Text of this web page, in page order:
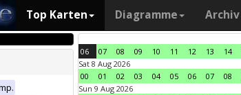
Top Karten Diagramme Archiv
06 07 08 09 10 11 12 13 14
Sat 8 Aug 2026
00
01 02 03 04 05 06 07 08
Sun 9 Aug 2026